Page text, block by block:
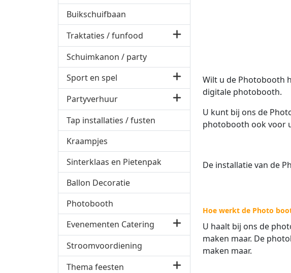
Buikschuifbaan
Traktaties / funfood
Schuimkanon / party
Sport en spel
Partyverhuur
Tap installaties / fusten
Kraampjes
Sinterklaas en Pietenpak
Ballon Decoratie
Photobooth
Evenementen Catering
Stroomvoordiening
Thema feesten
Wilt u de Photobooth
digitale photobooth.
U kunt bij ons de
photobooth ook voor
De installatie van de
Hoe werkt de Photo
U haalt bij ons de
maken maar. De
maken maar.